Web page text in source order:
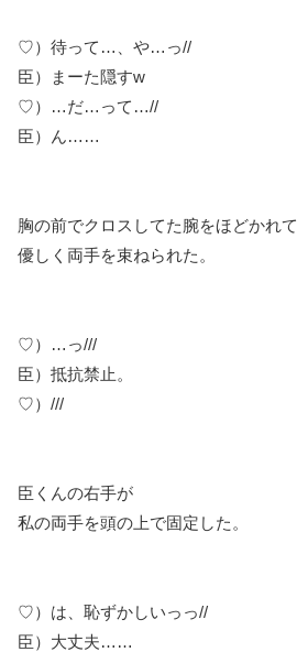
♡）待って…、や…っ//
臣）まーた隠すw
♡）…だ…って…//
臣）ん……
胸の前でクロスしてた腕をほどかれて
優しく両手を束ねられた。
♡）…っ///
臣）抵抗禁止。
♡）///
臣くんの右手が
私の両手を頭の上で固定した。
♡）は、恥ずかしいっっ//
臣）大丈夫……